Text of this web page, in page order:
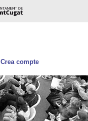
Crea compte